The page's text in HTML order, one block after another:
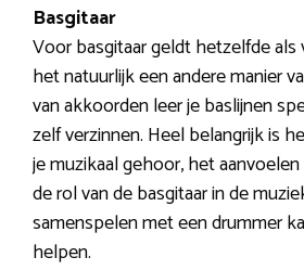
Basgitaar
Voor basgitaar geldt hetzelfde als
het natuurlijk een andere manier
van akkoorden leer je baslijnen
zelf verzinnen. Heel belangrijk is
je muzikaal gehoor, het
de rol van de basgitaar in de
samenspelen met een drummer
helpen.